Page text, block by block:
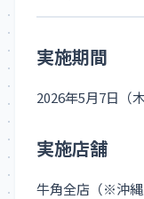
実施期間
2026年5月7日（
実施店舗
牛角全店（※沖